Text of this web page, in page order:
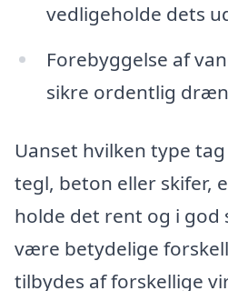
vedligeholde dets
Forebyggelse af
sikre ordentlig
Uanset hvilken type
tegl, beton eller skifer,
holde det rent og i god
være betydelige
tilbydes af forskellige